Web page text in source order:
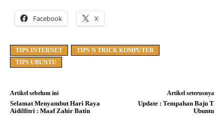
Facebook X
TIPS INTERNET
TIPS N TRICK KOMPUTER
TIPS UBUNTU
Artikel sebelum ini
Selamat Menyambut Hari Raya
Aidilfitri : Maaf Zahir Batin
Artikel seterusnya
Update : Tempahan Baju T
Ubuntu